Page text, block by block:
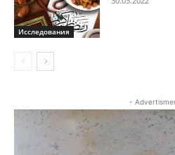
Исследования
-